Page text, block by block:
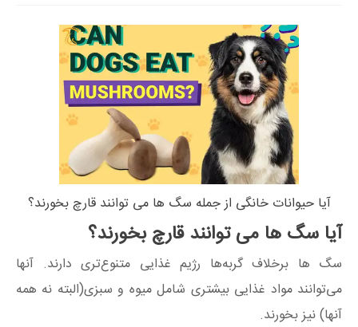
آیا حیوانات خانگی از جمله سگ ها می توانند قارچ بخورند؟
آیا سگ ها می توانند قارچ بخورند؟
سگ ها برخلاف گربه‌ها رژیم غذایی متنوع‌تری دارند. آنها
می‌توانند مواد غذایی بیشتری شامل میوه و سبزی(البته نه همه
آنها) نیز بخورند.